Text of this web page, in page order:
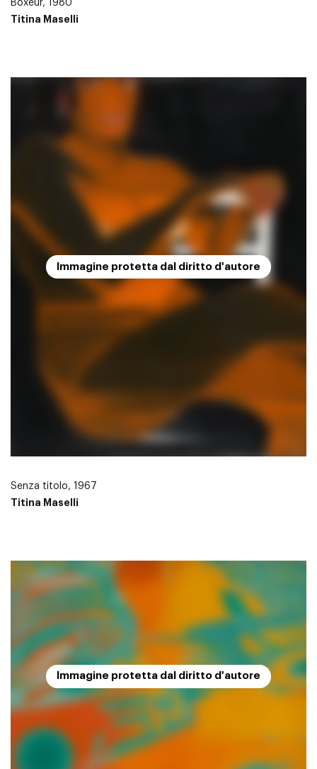
Boxeur, 1980
Titina Maselli
Immagine protetta dal diritto d'autore
Senza titolo, 1967
Titina Maselli
Immagine protetta dal diritto d'autore